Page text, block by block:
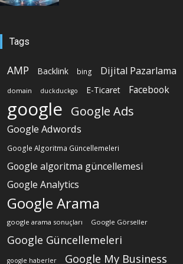
Tags
AMP Backlink bing Dijital Pazarlama
domain duckduckgo E-Ticaret Facebook
google Google Ads
Google Adwords
Google Algoritma Güncellemeleri
Google algoritma güncellemesi
Google Analytics
Google Arama
google arama sonuçları Google Görseller
Google Güncellemeleri
google haberler Google My Business